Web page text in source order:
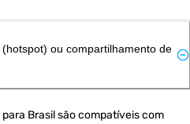
ou compartilhamento de
Brasil são compatíveis com